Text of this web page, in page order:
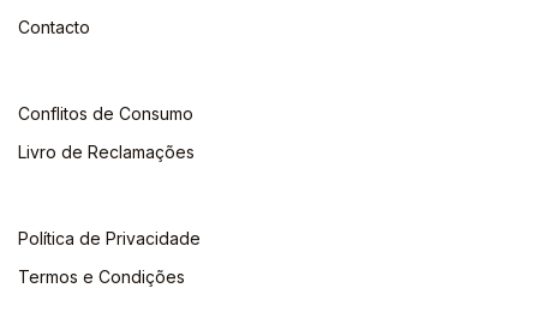
Contacto
Conflitos de Consumo
Livro de Reclamações
Política de Privacidade
Termos e Condições